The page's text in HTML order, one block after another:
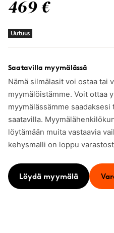
469 €
Uutuus
Saatavilla myymälässä
Nämä silmälasit voi ostaa tai
myymälöistämme. Voit ottaa
myymälässämme
saatavilla.
löytämään muita vastaavia
kehysmalli on loppu
Löydä myymälä